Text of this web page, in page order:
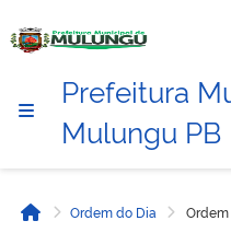
Prefeitura
Mulungu PB
InícioOrdem do Dia